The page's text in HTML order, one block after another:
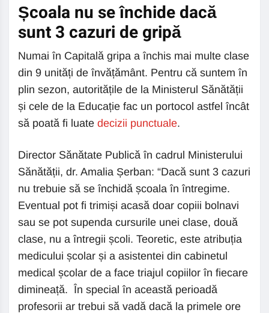
Școala nu se închide dacă
sunt 3 cazuri de gripă
Numai în Capitală gripa a închis mai multe clase
din 9 unități de învățământ. Pentru că suntem în
plin sezon, autoritățile de la Ministerul Sănătății
și cele de la Educație fac un portocol astfel încât
să poată fi luate decizii punctuale.
Director Sănătate Publică în cadrul Ministerului
Sănătății, dr. Amalia Șerban: “Dacă sunt 3 cazuri
nu trebuie să se închidă școala în întregime.
Eventual pot fi trimiși acasă doar copiii bolnavi
sau se pot supenda cursurile unei clase, două
clase, nu a întregii școli. Teoretic, este atribuția
medicului școlar și a asistentei din cabinetul
medical școlar de a face triajul copiilor în fiecare
dimineață. În special în această perioadă
profesorii ar trebui să vadă dacă la primele ore